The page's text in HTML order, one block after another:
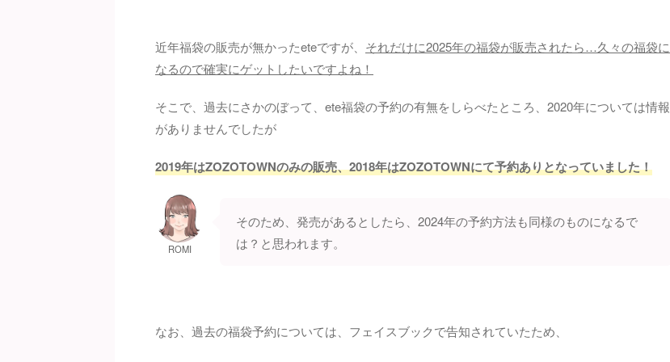
近年福袋の販売が無かったeteですが、 それだけに2025年の福袋が販売されたら…久々の福袋に
なるので確実にゲットしたいですよね！
そこで、過去にさかのぼって、ete福袋の予約の有無をしらべたところ、2020年については情報
がありませんでしたが
2019年はZOZOTOWNのみの販売、2018年はZOZOTOWNにて予約ありとなっていました！
ROMI
そのため、発売があるとしたら、2024年の予約方法も同様のものになるで
は？と思われます。
なお、過去の福袋予約については、フェイスブックで告知されていたため、